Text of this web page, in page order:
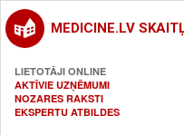
MEDICINE.LV
LIETOTĀJI ONLINE
AKTĪVIE UZŅĒMUMI
NOZARES RAKSTI
EKSPERTU ATBILDES